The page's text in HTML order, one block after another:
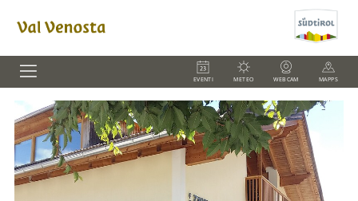
EVENTI METEO WEBCAM MAPPS